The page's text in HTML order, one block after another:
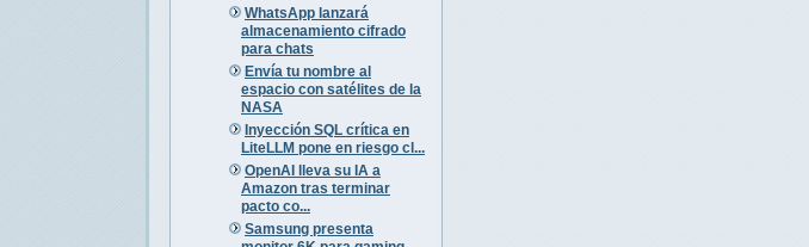
WhatsApp lanzará
almacenamiento cifrado
para chats
Envía tu nombre al
espacio con satélites de la
NASA
Inyección SQL crítica en
LiteLLM pone en riesgo cl...
OpenAI lleva su IA a
Amazon tras terminar
pacto co...
Samsung presenta